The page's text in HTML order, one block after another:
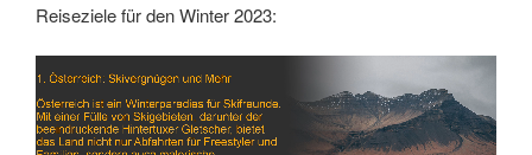
Reiseziele für den Winter 2023:
Link Embed